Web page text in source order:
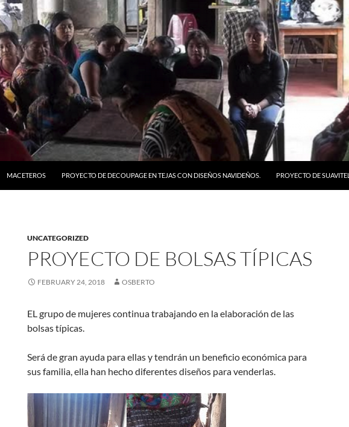
MACETEROS PROYECTO DE DECOUPAGE EN TEJAS CON DISEÑOS NAVIDEÑOS. PROYECTO DE SUAVITEL
UNCATEGORIZED
PROYECTO DE BOLSAS TÍPICAS
FEBRUARY 24, 2018 OSBERTO
EL grupo de mujeres continua trabajando en la elaboración de las
bolsas típicas.
Será de gran ayuda para ellas y tendrán un beneficio económica para
sus familia, ella han hecho diferentes diseños para venderlas.